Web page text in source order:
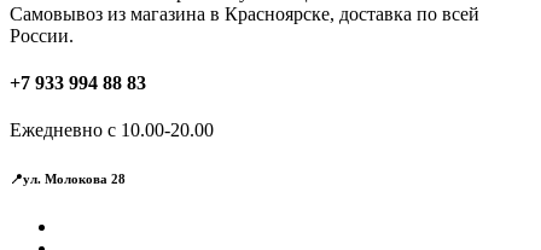
Самовывоз из магазина в Красноярске, доставка по всей
России.
+7 933 994 88 83
Ежедневно с 10.00-20.00
📍ул. Молокова 28